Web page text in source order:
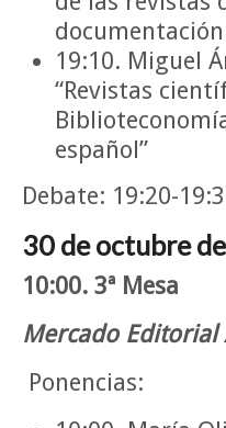
19:10. Miguel
“Revistas
español”
Debate: 19:20-
30 de octubre
10:00. 3ª Mesa
Mercado
Ponencias: